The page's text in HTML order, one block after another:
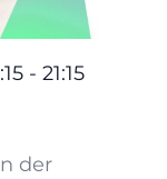
- 21:15
der